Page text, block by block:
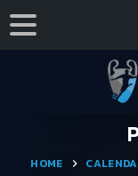
HOME